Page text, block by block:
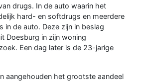
drugs. In de auto waarin het
hard- en softdrugs en meerdere
in de auto. Deze zijn in beslag
Doesburg in zijn woning
Een dag later is de 23-jarige
aangehouden het grootste aandeel